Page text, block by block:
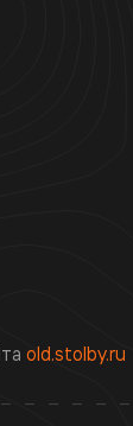
old.stolby.ru